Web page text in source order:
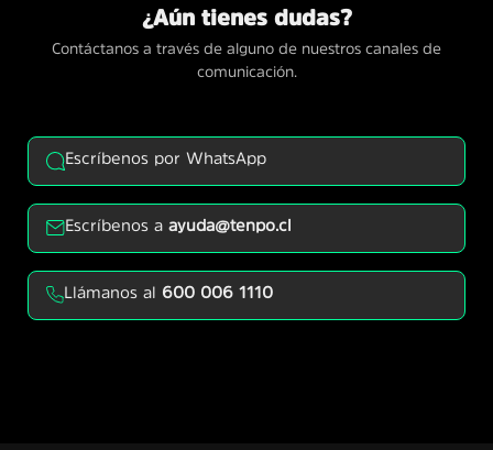
¿Aún tienes dudas?
Contáctanos a través de alguno de nuestros canales de
comunicación.
Escríbenos por WhatsApp
Escríbenos aayuda@tenpo.cl
Llámanos al 600 006 1110